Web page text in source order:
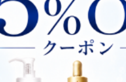
ランキング ブ
[エスティローダ